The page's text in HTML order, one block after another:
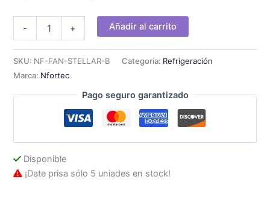
-
Kit
Negro
cantidad
+ Añadir al carrito
SKU: NF-FAN-STELLAR-B Categoría: Refrigeración
Marca: Nfortec
Pago seguro garantizado
Disponible
¡Date prisa sólo 5 uniades en stock!